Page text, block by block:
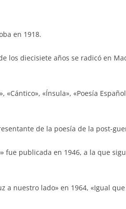
en 1918.
los diecisiete años se radicó en
«Cántico», «Ínsula», «Poesía
de la poesía de la post-
fue publicada en 1946, a la que
a nuestro lado» en 1964, «Igual